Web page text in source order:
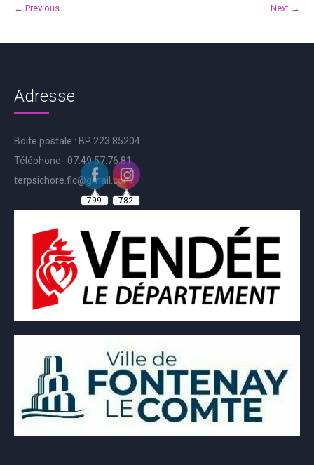
← Previous Next →
Adresse
Boite postale : BP 223 85204
Téléphone : 07.49.57.76.81
terpsichore.flc@gmail.com
799 782